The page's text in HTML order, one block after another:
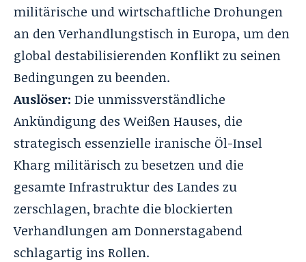
militärische und wirtschaftliche Drohungen
an den Verhandlungstisch in Europa, um den
global destabilisierenden Konflikt zu seinen
Bedingungen zu beenden.
Auslöser: Die unmissverständliche
Ankündigung des Weißen Hauses, die
strategisch essenzielle iranische Öl-Insel
Kharg militärisch zu besetzen und die
gesamte Infrastruktur des Landes zu
zerschlagen, brachte die blockierten
Verhandlungen am Donnerstagabend
schlagartig ins Rollen.